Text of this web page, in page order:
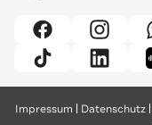
Impressum Datenschutz